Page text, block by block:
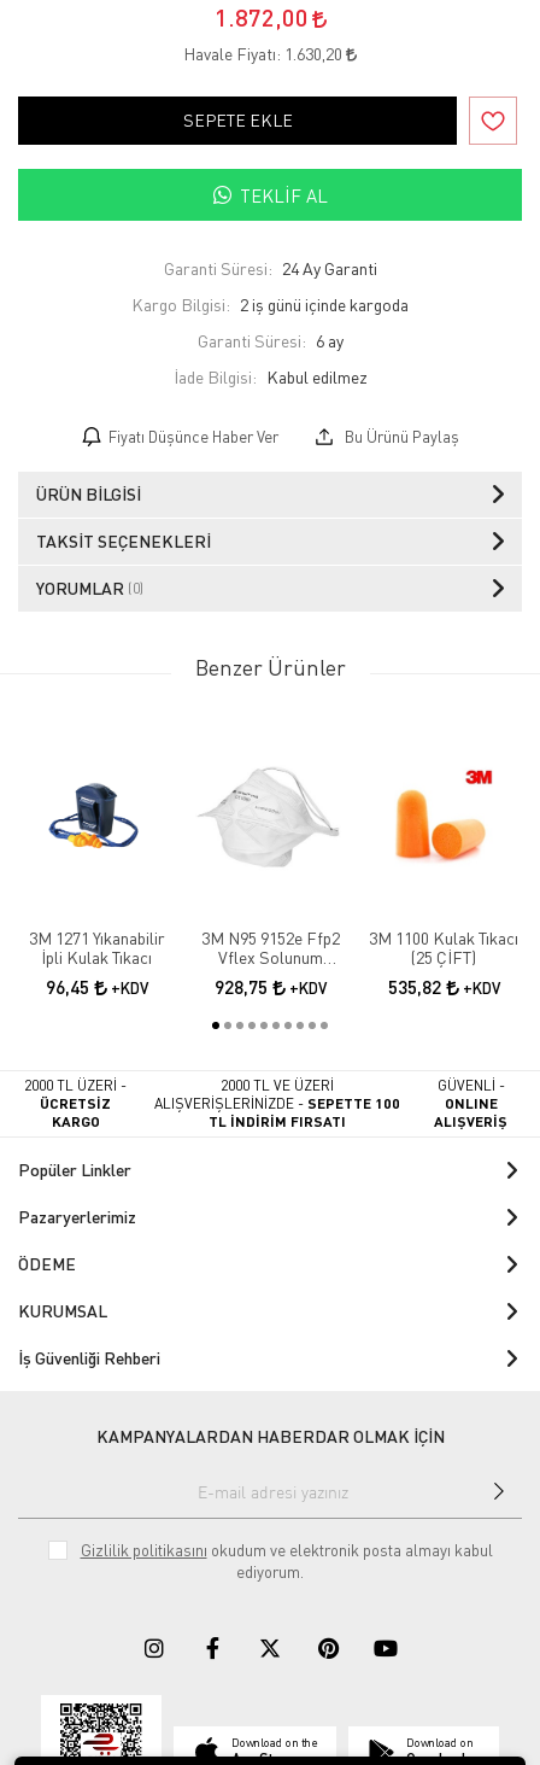
1.872,00
Havale Fiyatı: 1.630,20
SEPETE EKLE
TEKLIF AL
Garanti Süresi: 24 Ay Garanti
Kargo Bilgisi: 2 iş günü içinde kargoda
Garanti Süresi: 6 ay
İade Bilgisi:
Fiyatı Düşünce Haber Ver Bu Ürünü Paylaş
ÜRÜN BILGISI
TAKSIT SEÇENEKLERI
YORUMLAR (0)
Benzer Ürünler
3M 1271 Yıkanabilir
İpli Kulak Tıkacı
96,45 +KDV
3M N95 9152e Ffp2
Vflex Solunum
Maskesi 10 Adet
928,75 +KDV
3M 1100 Kulak Tıkacı
(25 ÇİFT)
535,82 +KDV
2000 TL ÜZERİ -
ÜCRETSİZ
KARGO
2000 TL VE ÜZERİ
ALIŞVERİŞLERİNİZDE -SEPETTE 100
TL İNDİRİM FIRSATI
GÜVENLİ -
ONLINE
ALIŞVERİŞ
Popüler Linkler
Pazaryerlerimiz
ÖDEME
KURUMSAL
İş Güvenliği Rehberi
KAMPANYALARDAN HABERDAR OLMAK İÇİN
Gizlilik politikasını okudum ve elektronik posta almayı kabul
ediyorum.
Download on the
App Store
Download on
Google play